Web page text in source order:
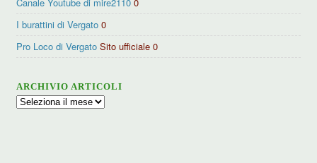
I burattini di Vergato 0
Pro Loco di Vergato Sito ufficiale 0
ARCHIVIO ARTICOLI
Archivio